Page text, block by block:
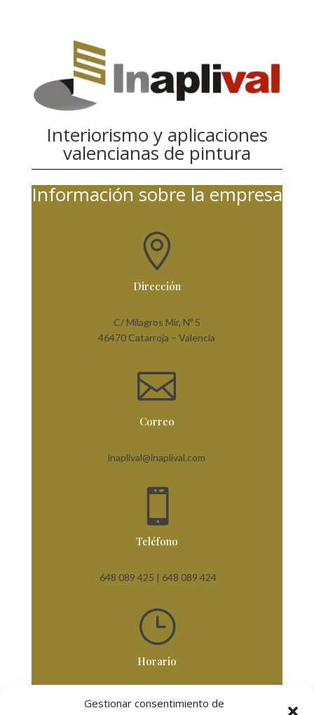
Gestionar consentimiento de
Interiorismo y aplicaciones
valencianas de pintura
Información sobre la empresa

Dirección
C/ Milagros Mir, Nº 5
46470 Catarroja – Valencia

Correo
inaplival@inaplival.com

Teléfono
648 089 425 | 648 089 424
}
Horario